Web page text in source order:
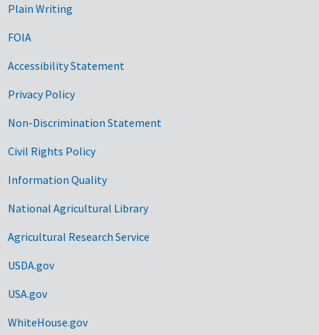
Plain Writing
FOIA
Accessibility Statement
Privacy Policy
Non-Discrimination Statement
Civil Rights Policy
Information Quality
National Agricultural Library
Agricultural Research Service
USDA.gov
USA.gov
WhiteHouse.gov